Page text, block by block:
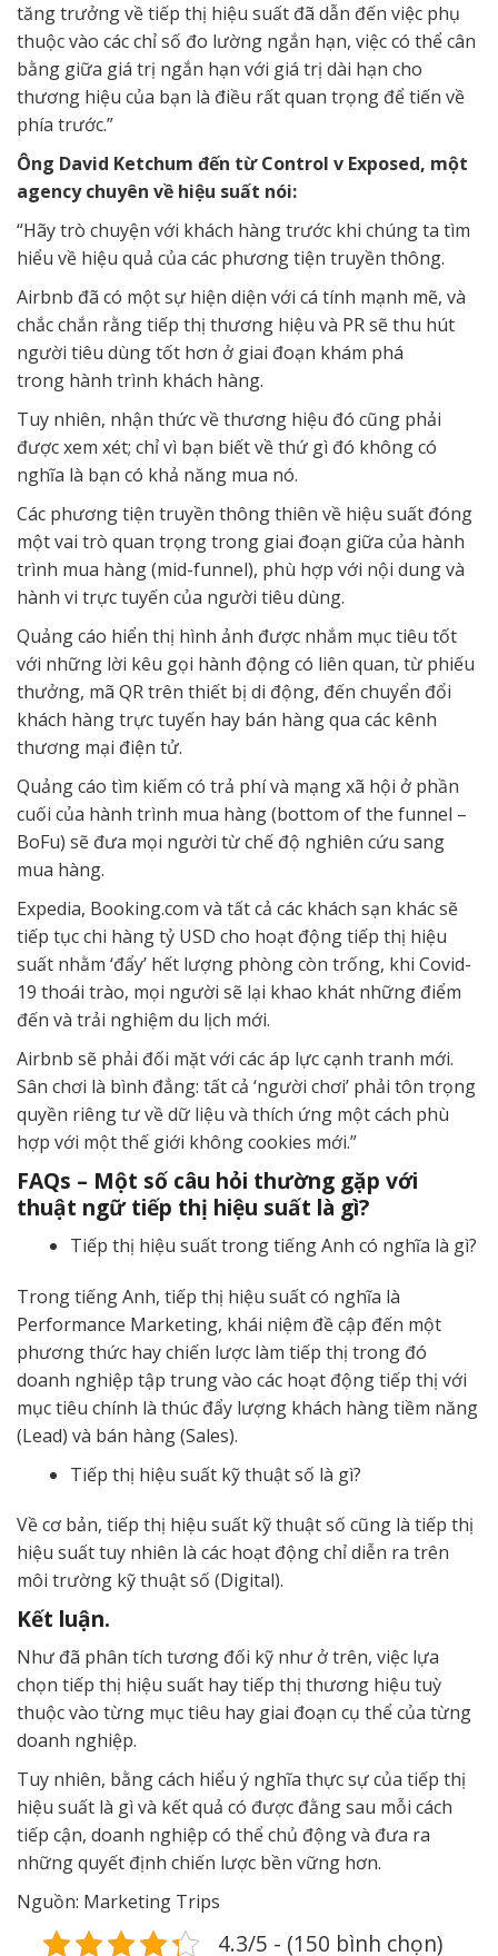
tăng trưởng về tiếp thị hiệu suất đã dẫn đến việc phụ
thuộc vào các chỉ số đo lường ngắn hạn, việc có thể cân
bằng giữa giá trị ngắn hạn với giá trị dài hạn cho
thương hiệu của bạn là điều rất quan trọng để tiến về
phía trước.”
Ông David Ketchum đến từ Control v Exposed, một
agency chuyên về hiệu suất nói:
“Hãy trò chuyện với khách hàng trước khi chúng ta tìm
hiểu về hiệu quả của các phương tiện truyền thông.
Airbnb đã có một sự hiện diện với cá tính mạnh mẽ, và
chắc chắn rằng tiếp thị thương hiệu và PR sẽ thu hút
người tiêu dùng tốt hơn ở giai đoạn khám phá
trong hành trình khách hàng.
Tuy nhiên, nhận thức về thương hiệu đó cũng phải
được xem xét; chỉ vì bạn biết về thứ gì đó không có
nghĩa là bạn có khả năng mua nó.
Các phương tiện truyền thông thiên về hiệu suất đóng
một vai trò quan trọng trong giai đoạn giữa của hành
trình mua hàng (mid-funnel), phù hợp với nội dung và
hành vi trực tuyến của người tiêu dùng.
Quảng cáo hiển thị hình ảnh được nhắm mục tiêu tốt
với những lời kêu gọi hành động có liên quan, từ phiếu
thưởng, mã QR trên thiết bị di động, đến chuyển đổi
khách hàng trực tuyến hay bán hàng qua các kênh
thương mại điện tử.
Quảng cáo tìm kiếm có trả phí và mạng xã hội ở phần
cuối của hành trình mua hàng (bottom of the funnel –
BoFu) sẽ đưa mọi người từ chế độ nghiên cứu sang
mua hàng.
Expedia, Booking.com và tất cả các khách sạn khác sẽ
tiếp tục chi hàng tỷ USD cho hoạt động tiếp thị hiệu
suất nhằm ‘đẩy’ hết lượng phòng còn trống, khi Covid-
19 thoái trào, mọi người sẽ lại khao khát những điểm
đến và trải nghiệm du lịch mới.
Airbnb sẽ phải đối mặt với các áp lực cạnh tranh mới.
Sân chơi là bình đẳng: tất cả ‘người chơi’ phải tôn trọng
quyền riêng tư về dữ liệu và thích ứng một cách phù
hợp với một thế giới không cookies mới.”
FAQs – Một số câu hỏi thường gặp với
thuật ngữ tiếp thị hiệu suất là gì?
Tiếp thị hiệu suất trong tiếng Anh có nghĩa là gì?
Trong tiếng Anh, tiếp thị hiệu suất có nghĩa là
Performance Marketing, khái niệm đề cập đến một
phương thức hay chiến lược làm tiếp thị trong đó
doanh nghiệp tập trung vào các hoạt động tiếp thị với
mục tiêu chính là thúc đẩy lượng khách hàng tiềm năng
(Lead) và bán hàng (Sales).
Tiếp thị hiệu suất kỹ thuật số là gì?
Về cơ bản, tiếp thị hiệu suất kỹ thuật số cũng là tiếp thị
hiệu suất tuy nhiên là các hoạt động chỉ diễn ra trên
môi trường kỹ thuật số (Digital).
Kết luận.
Như đã phân tích tương đối kỹ như ở trên, việc lựa
chọn tiếp thị hiệu suất hay tiếp thị thương hiệu tuỳ
thuộc vào từng mục tiêu hay giai đoạn cụ thể của từng
doanh nghiệp.
Tuy nhiên, bằng cách hiểu ý nghĩa thực sự của tiếp thị
hiệu suất là gì và kết quả có được đằng sau mỗi cách
tiếp cận, doanh nghiệp có thể chủ động và đưa ra
những quyết định chiến lược bền vững hơn.
Nguồn: Marketing Trips
4.3/5 - (150 bình chọn)